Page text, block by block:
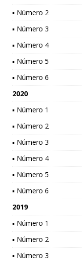
▪ Número 2
▪ Número 3
▪ Número 4
▪ Número 5
▪ Número 6
2020
▪ Número 1
▪ Número 2
▪ Número 3
▪ Número 4
▪ Número 5
▪ Número 6
2019
▪ Número 1
▪ Número 2
▪ Número 3